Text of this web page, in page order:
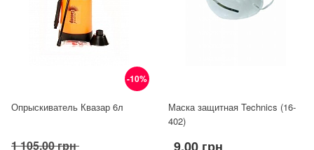
-10%
Опрыскиватель Квазар 6л
1 105.00 грн
Маска защитная Technics (16-
402)
9.00 грн